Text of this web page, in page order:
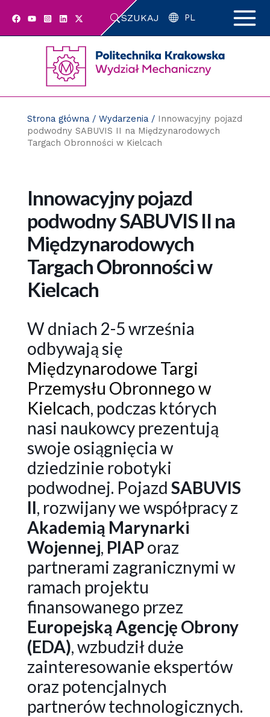
SZUKAJ PL
Strona główna/ Wydarzenia/ Innowacyjny pojazd
podwodny SABUVIS II na Międzynarodowych
Targach Obronności w Kielcach
Innowacyjny pojazd
podwodny SABUVIS II na
Międzynarodowych
Targach Obronności w
Kielcach
W dniach 2-5 września
odbywają się
Międzynarodowe Targi
Przemysłu Obronnego w
Kielcach, podczas których
nasi naukowcy prezentują
swoje osiągnięcia w
dziedzinie robotyki
podwodnej. Pojazd SABUVIS
II, rozwijany we współpracy z
Akademią Marynarki
Wojennej, PIAPoraz
partnerami zagranicznymi w
ramach projektu
finansowanego przez
Europejską Agencję Obrony
(EDA), wzbudził duże
zainteresowanie ekspertów
oraz potencjalnych
partnerów technologicznych.